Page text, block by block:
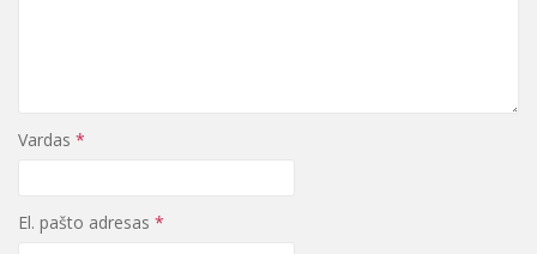
Vardas *
El. pašto adresas *